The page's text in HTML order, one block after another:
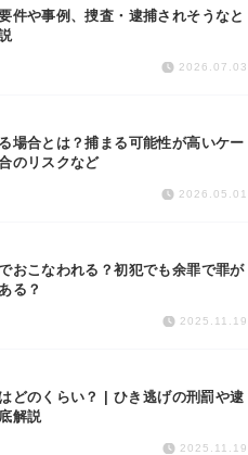
件や事例、捜査・逮捕されそうなと
2026.07.03
場合とは？捕まる可能性が高いケー
のリスクなど
2026.05.01
おこなわれる？初犯でも余罪で罪が
る？
2025.11.19
どのくらい？ | ひき逃げの刑罰や逮
解説
2025.11.19